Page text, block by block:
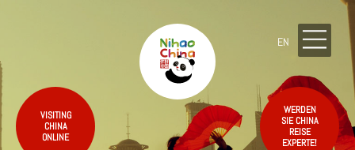
WERDEN
SIE CHINA
REISE
EXPERTE!
VISITING
CHINA
ONLINE
EN